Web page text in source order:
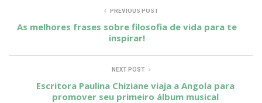
PREVIOUS POST
As melhores frases sobre filosofia de vida para te
inspirar!
NEXT POST
Escritora Paulina Chiziane viaja a Angola para
promover seu primeiro álbum musical